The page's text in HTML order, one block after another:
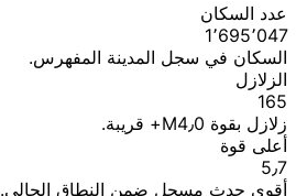
عدد السكان
1٬695٬047
السكان في سجل المدينة المفهرس.
الزلازل
165
زلازل بقوة M4٫0+ قريبة.
أعلى قوة
5٫7
أقوى حدث مسجل ضمن النطاق الحالي.